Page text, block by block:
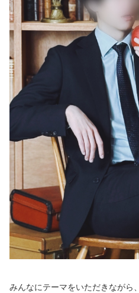
みんなにテーマをいただきながら